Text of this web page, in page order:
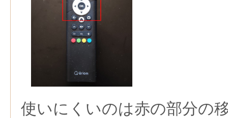
使いにくいのは赤の部分の